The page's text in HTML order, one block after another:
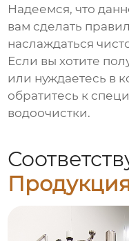
Надеемся, что
вам сделать
наслаждаться
Если вы хотите
или нуждаетесь в
обратитесь к
водоочистки.